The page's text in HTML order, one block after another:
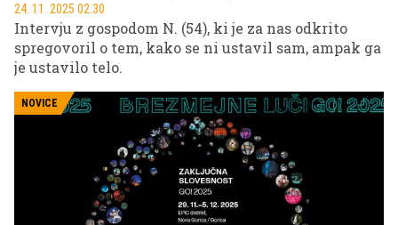
24. 11. 2025 02.30
Intervju z gospodom N. (54), ki je za nas odkrito
spregovoril o tem, kako se ni ustavil sam, ampak ga
je ustavilo telo.
NOVICE